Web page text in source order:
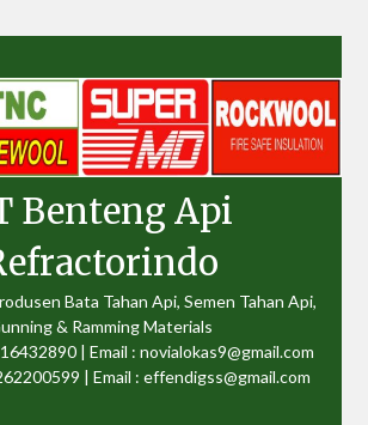
Benteng Api
Bata Tahan Api, Semen Tahan Api,
& Ramming Materials
| Email : novialokas9@gmail.com
| Email : effendigss@gmail.com